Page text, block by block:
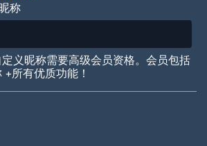
称
义昵称需要高级会员资格。会员包括
+所有优质功能！